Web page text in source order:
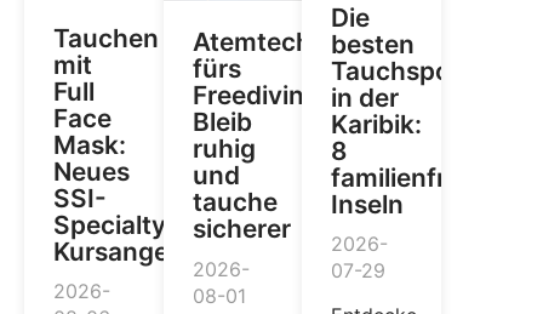
Tauchen
mit
Full
Face
Mask:
Neues
SSI-
Specialty-
Kursangebot
2026-
Atemtechniken
fürs
Freediving:
Bleib
ruhig
und
tauche
sicherer
2026-
08-01
Die
besten
Tauchspots
in der
Karibik:
8
Inseln
2026-
07-29